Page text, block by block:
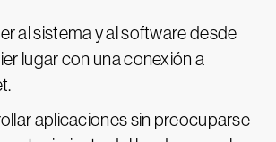
al sistema y al software desde
lugar con una conexión a
aplicaciones sin preocuparse